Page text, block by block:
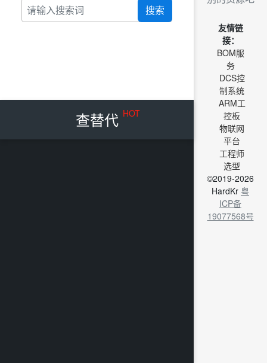
搜索
查替代 HOT
友情链
接：
BOM服
务
DCS控
制系统
ARM工
控板
物联网
平台
工程师
选型
©2019-2026
HardKr 粤
ICP备
19077568号